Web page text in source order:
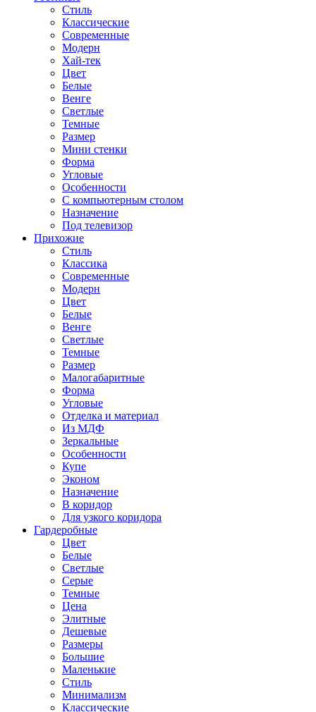
Стиль
Классические
Современные
Модерн
Хай-тек
Цвет
Белые
Венге
Светлые
Темные
Размер
Мини стенки
Форма
Угловые
Особенности
С компьютерным столом
Назначение
Под телевизор
Прихожие
Стиль
Классика
Современные
Модерн
Цвет
Белые
Венге
Светлые
Темные
Размер
Малогабаритные
Форма
Угловые
Отделка и материал
Из МДФ
Зеркальные
Особенности
Купе
Эконом
Назначение
В коридор
Для узкого коридора
Гардеробные
Цвет
Белые
Светлые
Серые
Темные
Цена
Элитные
Дешевые
Размеры
Большие
Маленькие
Стиль
Минимализм
Классические